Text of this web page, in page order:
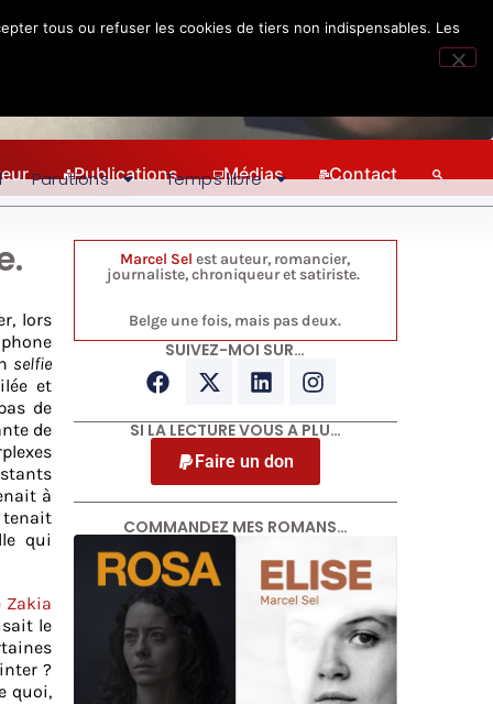
Publications Médias Contact
Parutions Temps libre
lors
selfie
et
de
de
à
tenait
qui
Zakia
le
?
quoi,
Marcel Sel est auteur, romancier,
journaliste, chroniqueur et satiriste.
Belge une fois, mais pas deux.
SUIVEZ-MOI SUR…
SI LA LECTURE VOUS A PLU…
Faire un don
COMMANDEZ MES ROMANS…
tous ou refuser les cookies de tiers non indispensables. Les